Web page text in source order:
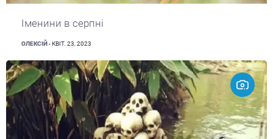
Іменини в серпні
ОЛЕКСІЙ - КВІТ. 23, 2023